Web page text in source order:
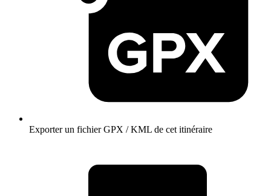
Exporter un fichier GPX / KML de cet itinéraire